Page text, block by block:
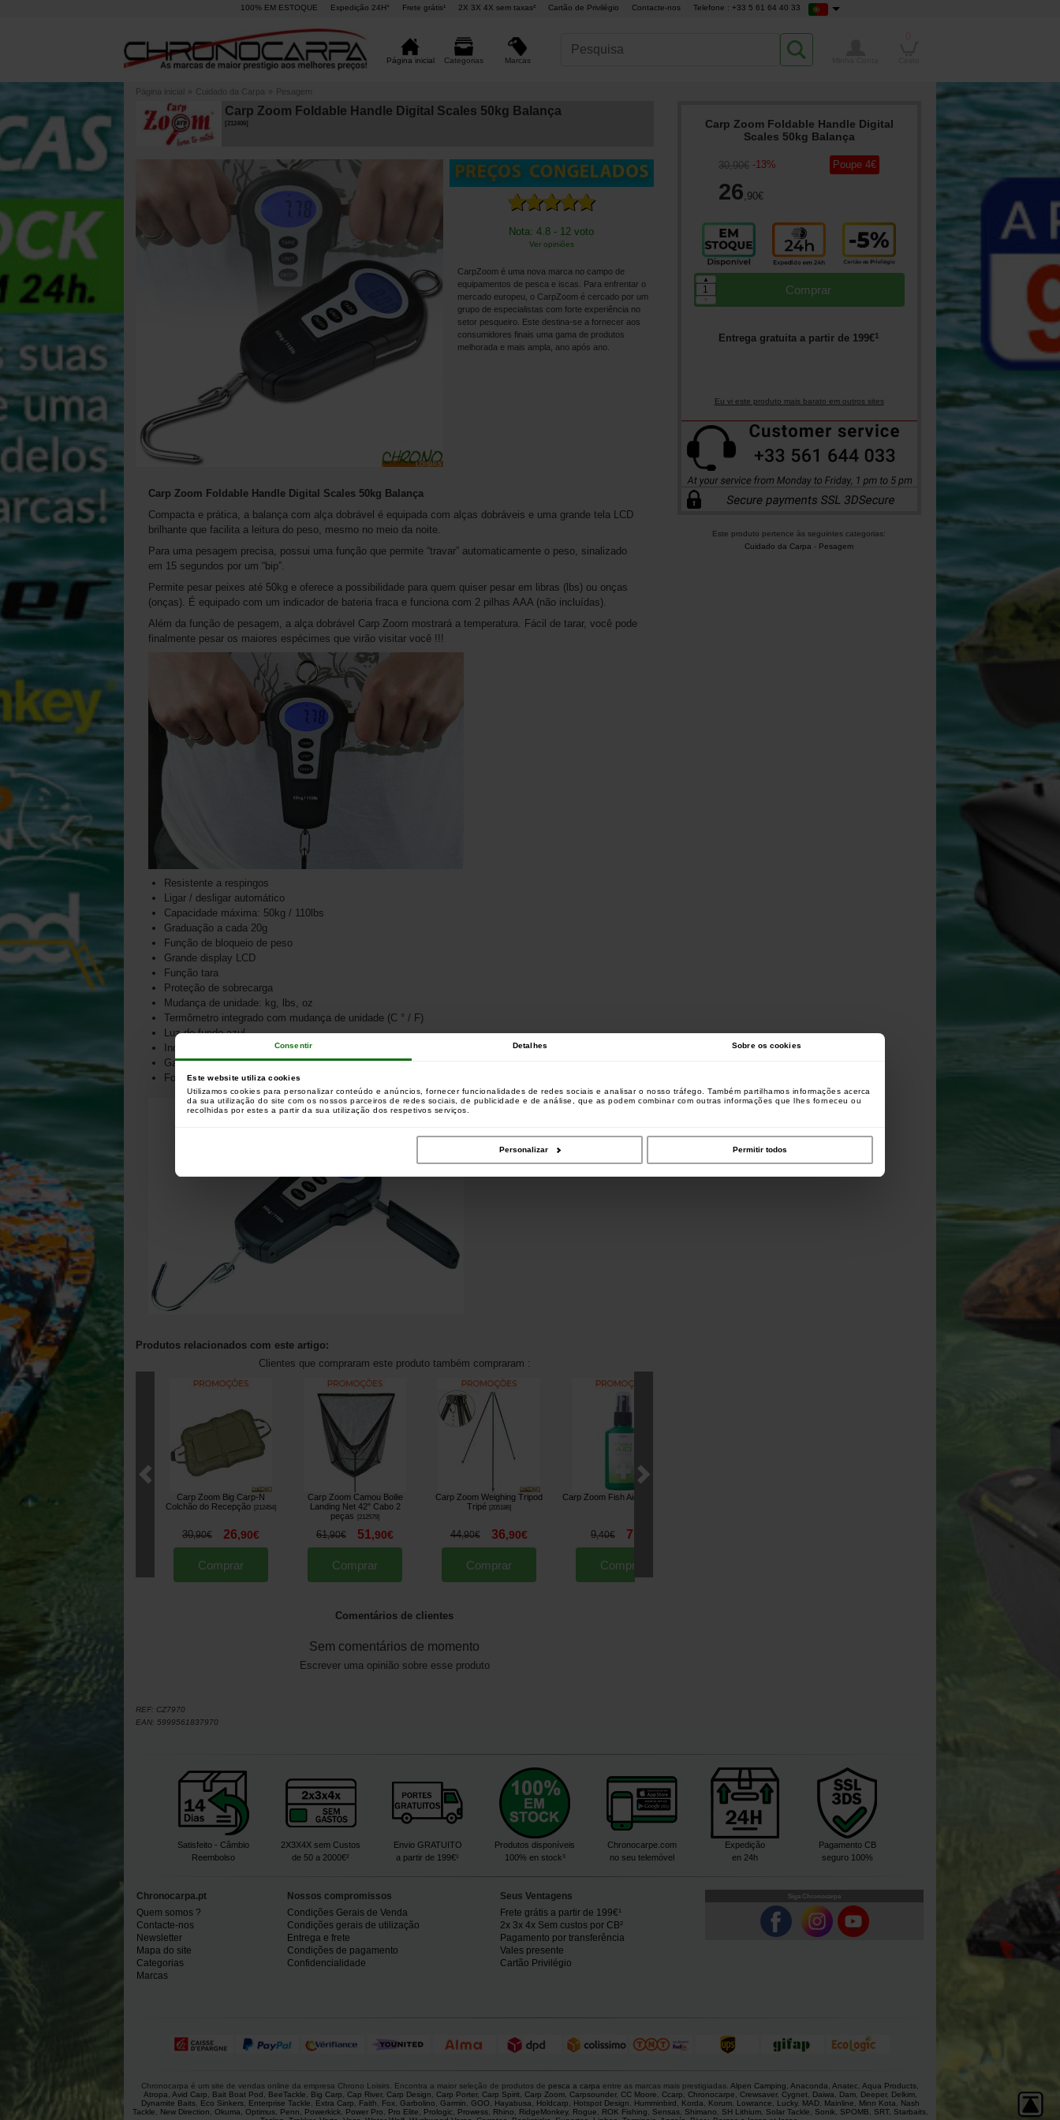
Consentir Detalhes Sobre os cookies
Este website utiliza cookies
Utilizamos cookies para personalizar conteúdo e anúncios, fornecer funcionalidades de redes sociais e analisar o nosso tráfego. Também partilhamos informações acerca
da sua utilização do site com os nossos parceiros de redes sociais, de publicidade e de análise, que as podem combinar com outras informações que lhes forneceu ou
recolhidas por estes a partir da sua utilização dos respetivos serviços.
Personalizar Permitir todos
100% EM ESTOQUE Expedição 24H° Frete grátis¹ 2X 3X 4X sem taxas² Cartão de Privilégio Contacte-nos Telefone : +33 5 61 64 40 33
Página inicial Categorias Marcas
Página inicial » Cuidado da Carpa » Pesagem
Carp Zoom Foldable Handle Digital Scales 50kg Balança
212406]
Nota: 4.8 - 12 voto
Ver opiniões
CarpZoom é uma nova marca no campo de
equipamentos de pesca e iscas. Para enfrentar o
mercado europeu, o CarpZoom é cercado por um
grupo de especialistas com forte experiência no
setor pesqueiro. Este destina-se a fornecer aos
consumidores finais uma gama de produtos
melhorada e mais ampla, ano após ano.
Carp Zoom Foldable Handle Digital
Scales 50kg Balança
30,90€ -13%
26,90€
Poupe 4€
Comprar
▲
Entrega gratuita a partir de 199€1
Eu vi este produto mais barato em outros sites
Este produto pertence às seguintes categorias:
Cuidado da Carpa - Pesagem
Carp Zoom Foldable Handle Digital Scales 50kg Balança
Compacta e prática, a balança com alça dobrável é equipada com alças dobráveis ​​e uma grande tela LCD
brilhante que facilita a leitura do peso, mesmo no meio da noite.
Para uma pesagem precisa, possui uma função que permite “travar” automaticamente o peso, sinalizado
em 15 segundos por um “bip”.
Permite pesar peixes até 50kg e oferece a possibilidade para quem quiser pesar em libras (lbs) ou onças
(onças). É equipado com um indicador de bateria fraca e funciona com 2 pilhas AAA (não incluídas).
Além da função de pesagem, a alça dobrável Carp Zoom mostrará a temperatura. Fácil de tarar, você pode
finalmente pesar os maiores espécimes que virão visitar você !!!
Resistente a respingos
Ligar / desligar automático
Capacidade máxima: 50kg / 110lbs
Graduação a cada 20g
Função de bloqueio de peso
Grande display LCD
Função tara
Proteção de sobrecarga
Mudança de unidade: kg, lbs, oz
Termômetro integrado com mudança de unidade (C ° / F)
Luz de fundo azul
Indicador de bateria fraca
Gancho de suspensão
Fonte de alimentação: 2 x AAA (não incluído)
Produtos relacionados com este artigo:
Clientes que compraram este produto também compraram :
Carp Zoom Big Carp-N
Colchão do Recepção
212454]
30,90€ 26,90€
Comprar
Carp Zoom Camou Boilie
Landing Net 42" Cabo 2
peças
212579]
61,90€ 51,90€
Comprar
Carp Zoom Weighing Tripod
Tripé [205186]
44,90€ 36,90€
Comprar
Carp Zoom Fish Aid 50ml
9,40€ 7
Comprar
8 €
Comentários de clientes
Sem comentários de momento
Escrever uma opinião sobre esse produto
REF: CZ7970
EAN: 5999561837970
Satisfeito - Câmbio
Reembolso
2X3X4X sem Custos
de 50 a 2000€²
Envio GRATUITO
a partir de 199€¹
Produtos disponíveis
100% en stock³
Chronocarpe.com
no seu telemóvel
Expedição
en 24h
Pagamento CB
seguro 100%
Chronocarpa.pt
Quem somos ?
Contacte-nos
Newsletter
Mapa do site
Categorias
Marcas
Nossos compromissos
Condições Gerais de Venda
Condições gerais de utilização
Entrega e frete
Condições de pagamento
Confidencialidade
Seus Ventagens
Frete grátis a partir de 199€¹
2x 3x 4x Sem custos por CB²
Pagamento por transferência
Vales presente
Cartão Privilégio
Siga Chronocarpa
Chronocarpa é um site de vendas online da empresa Chrono Loisirs. Encontra a maior seleção de produtos de pesca a carpa entre as marcas mais prestigiadas. Alpen Camping Anaconda Anatec Aqua Products
Atropa Avid Carp Bait Boat Pod BeeTackle Big Carp Cap River, Carp Design Carp Porter, Carp Spirit, Carp Zoom, Carpsounder, CC Moore Ccarp Chronocarpe Crewsaver, Cygnet, Daiwa Dam, Deeper, Delkim,
Dynamite Baits, Eco Sinkers, Enterprise Tackle Extra Carp Faith Fox, Garbolino Garmin GOO Hayabusa Holdcarp Hotspot Design Humminbird Korda Korum, Lowrance Lucky, MAD, Mainline Minn Kota
Nash
Tackle
New Direction Okuma Optimus, Penn Powerkick, Power Pro Pro Elite Prologic Prowess, Rhino RidgeMonkey, Rogue ROK Fishing Sensas, Shimano SH Lithium, Solar Tackle Sonik, SPOMB SRT, Starbaits,